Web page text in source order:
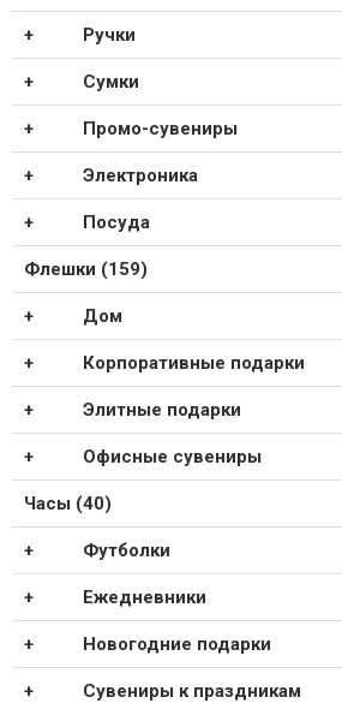
Ручки
Сумки
Промо-сувениры
Электроника
Посуда
Флешки (159)
Дом
Корпоративные подарки
Элитные подарки
Офисные сувениры
Часы (40)
Футболки
Ежедневники
Новогодние подарки
Сувениры к праздникам